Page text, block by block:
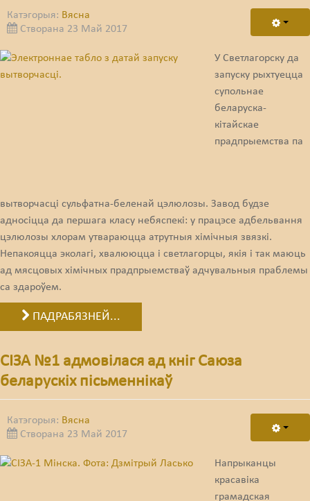
Катэгорыя: Вясна
Створана 23 Май 2017
У Светлагорску да
запуску рыхтуецца
супольнае
беларуска-
кітайскае
прадпрыемства па
вытворчасці сульфатна-беленай цэлюлозы. Завод будзе
адносіцца да першага класу небяспекі: у працэсе адбельвання
цэлюлозы хлорам утвараюцца атрутныя хімічныя звязкі.
Непакояцца эколагі, хвалююцца і светлагорцы, якія і так маюць
ад мясцовых хімічных прадпрыемстваў адчувальныя праблемы
са здароўем.
ПАДРАБЯЗНЕЙ...
СІЗА №1 адмовілася ад кніг Саюза
беларускіх пісьменнікаў
Катэгорыя: Вясна
Створана 23 Май 2017
Напрыканцы
красавіка
грамадская
Праваабаронцы
Суд
Сьмяротнае пакараньне
Экалёгія
Правы працоўных
Сацыяльныя правы